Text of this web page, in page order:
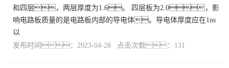
和四层，两层厚度为1.6。.四层板为2.0，影
响电路板质量的是电路板内部的导电体。导电体厚度应在1ns
以
发布时间：2023-04-28 点击次数：131